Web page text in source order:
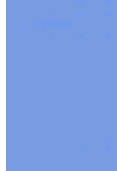
ESTERO